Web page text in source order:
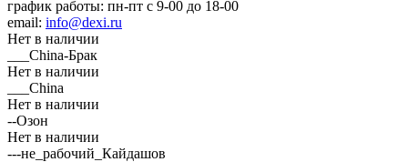
график работы: пн-пт с 9-00 до 18-00
email: info@dexi.ru
Нет в наличии
___China-Брак
Нет в наличии
___China
Нет в наличии
--Озон
Нет в наличии
---не_рабочий_Кайдашов